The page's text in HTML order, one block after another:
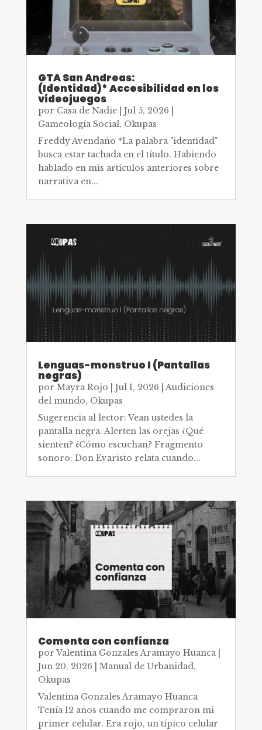
GTA San Andreas:
(Identidad)* Accesibilidad en los
videojuegos
por Casa de Nadie| Jul 5, 2026
Gameología Social, Okupas
Freddy Avendaño *La palabra "identidad"
busca estar tachada en el título. Habiendo
hablado en mis artículos anteriores sobre
narrativa en...
Lenguas-monstruo I (Pantallas
negras)
por Mayra Rojo Jul 1, 2026
Audiciones
del mundo, Okupas
Sugerencia al lector: Vean ustedes la
pantalla negra. Alerten las orejas ¿Qué
sienten? ¿Cómo escuchan? Fragmento
sonoro: Don Evaristo relata cuando...
Comenta con confianza
por Valentina Gonzales Aramayo Huanca|
Jun 20, 2026
Manual de Urbanidad,
Okupas
Valentina Gonzales Aramayo Huanca
Tenía 12 años cuando me compraron mi
primer celular. Era rojo, un típico celular